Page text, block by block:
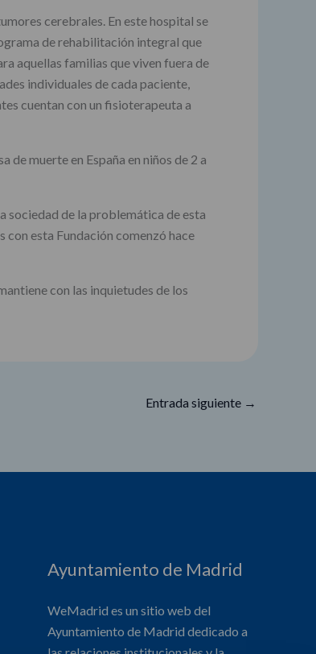
cerebrales. En este hospital se
de rehabilitación integral que
aquellas familias que viven fuera de
individuales de cada paciente,
cuentan con un fisioterapeuta a
de muerte en España en niños de 2 a
sociedad de la problemática de esta
esta Fundación comenzó hace
con las inquietudes de los
Entrada siguiente →
Ayuntamiento de Madrid
WeMadrid es un sitio web del
Ayuntamiento de Madrid dedicado a